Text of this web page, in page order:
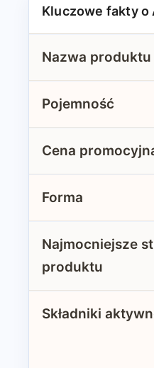
Kluczowe fakty o
Nazwa produktu
Pojemność
Cena
Forma
Najmocniejsze
produktu
Składniki